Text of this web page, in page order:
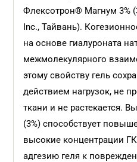
Флексотрон® Магнум 3%
Inc., Тайвань).
на основе гиалуроната
межмолекулярного
этому свойству гель
действием нагрузок, не
ткани и не растекается.
(3%) способствует
высокие концентрации
адгезию геля к